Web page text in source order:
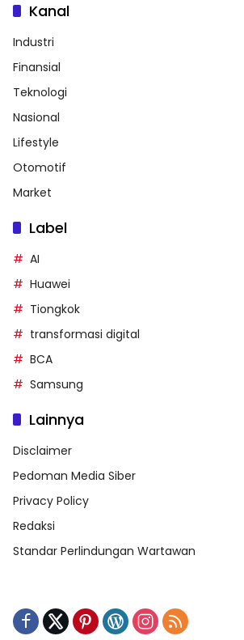
Kanal
Industri
Finansial
Teknologi
Nasional
Lifestyle
Otomotif
Market
Label
AI
Huawei
Tiongkok
transformasi digital
BCA
Samsung
Lainnya
Disclaimer
Pedoman Media Siber
Privacy Policy
Redaksi
Standar Perlindungan Wartawan